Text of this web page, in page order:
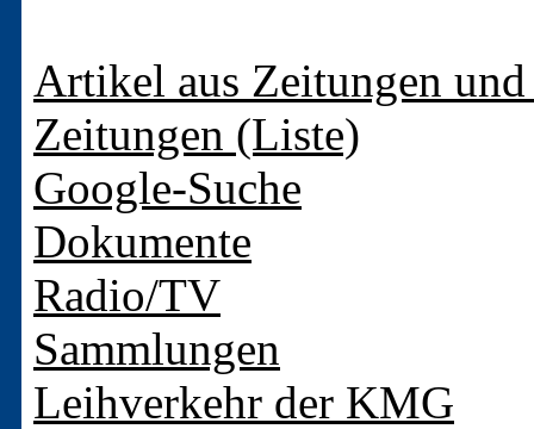
Artikel aus Zeitungen
Zeitungen (Liste)
Google-Suche
Dokumente
Radio/TV
Sammlungen
Leihverkehr der KMG